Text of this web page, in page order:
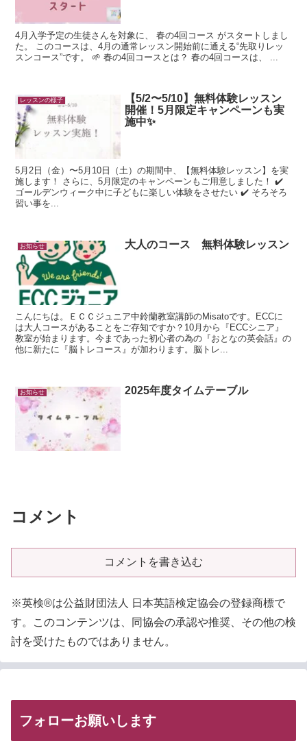
4月入学予定の生徒さんを対象に、 春の4回コース がスタートしまし
た。 このコースは、4月の通常レッスン開始前に通える“先取りレッ
スンコース”です。 🌱 春の4回コースとは？ 春の4回コースは、 ...
レッスンの様子
【5/2〜5/10】無料体験レッスン
開催！5月限定キャンペーンも実
施中✨
5月2日（金）〜5月10日（土）の期間中、【無料体験レッスン】を実
施します！ さらに、5月限定のキャンペーンもご用意しました！ ✔️
ゴールデンウィーク中に子どもに楽しい体験をさせたい ✔️ そろそろ
習い事を...
お知らせ 大人のコース 無料体験レッスン
こんにちは。ＥＣＣジュニア中鈴蘭教室講師のMisatoです。ECCに
は大人コースがあることをご存知ですか？10月から『ECCシニア』
教室が始まります。今まであった初心者の為の『おとなの英会話』の
他に新たに『脳トレコース』が加わります。脳トレ...
お知らせ 2025年度タイムテーブル
コメント
コメントを書き込む
※英検®は公益財団法人 日本英語検定協会の登録商標で
す。このコンテンツは、同協会の承認や推奨、その他の検
討を受けたものではありません。
フォローお願いします